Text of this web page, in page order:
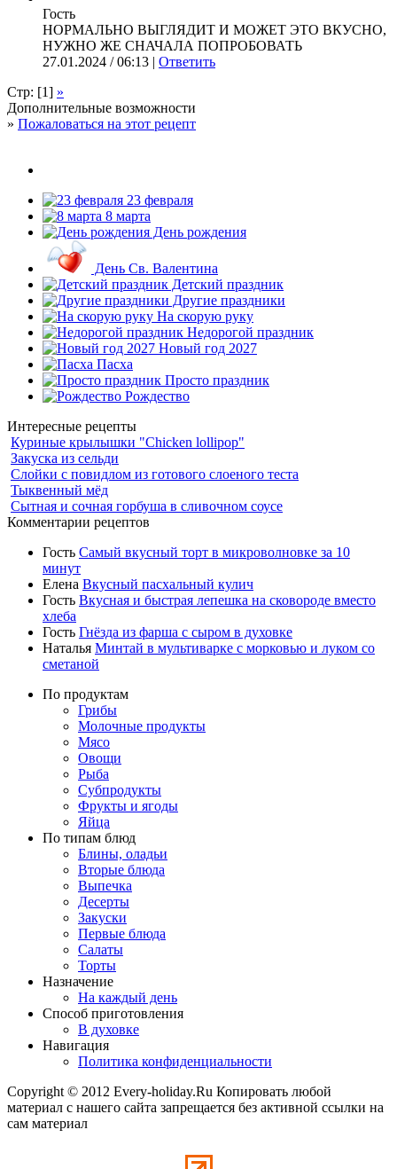
Гость
НОРМАЛЬНО ВЫГЛЯДИТ И МОЖЕТ ЭТО ВКУСНО,
НУЖНО ЖЕ СНАЧАЛА ПОПРОБОВАТЬ
27.01.2024 / 06:13 | Ответить
Стр: [1] »
Дополнительные возможности
» Пожаловаться на этот рецепт
23 февраля
8 марта
День рождения
День Св. Валентина
Детский праздник
Другие праздники
На скорую руку
Недорогой праздник
Новый год 2027
Пасха
Просто праздник
Рождество
Интересные рецепты
Куриные крылышки "Chicken lollipop"
Закуска из сельди
Слойки с повидлом из готового слоеного теста
Тыквенный мёд
Сытная и сочная горбуша в сливочном соусе
Комментарии рецептов
Гость Самый вкусный торт в микроволновке за 10
минут
Елена Вкусный пасхальный кулич
Гость Вкусная и быстрая лепешка на сковороде вместо
хлеба
Гость Гнёзда из фарша с сыром в духовке
Наталья Минтай в мультиварке с морковью и луком со
сметаной
По продуктам
Грибы
Молочные продукты
Мясо
Овощи
Рыба
Субпродукты
Фрукты и ягоды
Яйца
По типам блюд
Блины, оладьи
Вторые блюда
Выпечка
Десерты
Закуски
Первые блюда
Салаты
Торты
Назначение
На каждый день
Способ приготовления
В духовке
Навигация
Политика конфиденциальности
Copyright © 2012 Every-holiday.Ru Копировать любой
материал с нашего сайта запрещается без активной ссылки на
сам материал